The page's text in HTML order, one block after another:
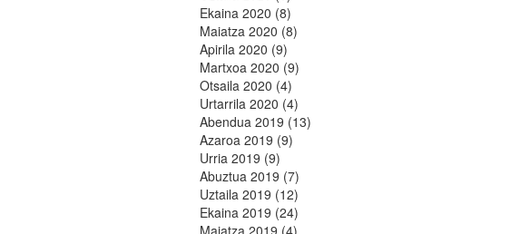
Ekaina 2020 (8)
Maiatza 2020 (8)
Apirila 2020 (9)
Martxoa 2020 (9)
Otsaila 2020 (4)
Urtarrila 2020 (4)
Abendua 2019 (13)
Azaroa 2019 (9)
Urria 2019 (9)
Abuztua 2019 (7)
Uztaila 2019 (12)
Ekaina 2019 (24)
Maiatza 2019 (4)